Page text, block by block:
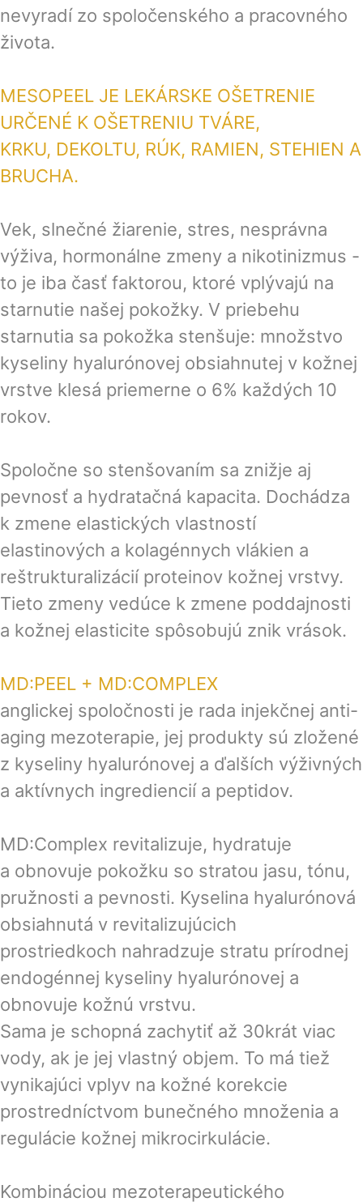
nevyradí zo spoločenského a pracovného
života.
MESOPEEL JE LEKÁRSKE OŠETRENIE
URČENÉ K OŠETRENIU TVÁRE,
KRKU, DEKOLTU, RÚK, RAMIEN, STEHIEN A
BRUCHA.
Vek, slnečné žiarenie, stres, nesprávna
výživa, hormonálne zmeny a nikotinizmus -
to je iba časť faktorou, ktoré vplývajú na
starnutie našej pokožky. V priebehu
starnutia sa pokožka stenšuje: množstvo
kyseliny hyalurónovej obsiahnutej v kožnej
vrstve klesá priemerne o 6% každých 10
rokov.
Spoločne so stenšovaním sa znižje aj
pevnosť a hydratačná kapacita. Dochádza
k zmene elastických vlastností
elastinových a kolagénnych vlákien a
reštrukturalizácií proteinov kožnej vrstvy.
Tieto zmeny vedúce k zmene poddajnosti
a kožnej elasticite spôsobujú znik vrások.
MD:PEEL + MD:COMPLEX
anglickej spoločnosti je rada injekčnej anti-
aging mezoterapie, jej produkty sú zložené
z kyseliny hyalurónovej a ďalších výživných
a aktívnych ingrediencií a peptidov.
MD:Complex revitalizuje, hydratuje
a obnovuje pokožku so stratou jasu, tónu,
pružnosti a pevnosti. Kyselina hyalurónová
obsiahnutá v revitalizujúcich
prostriedkoch nahradzuje stratu prírodnej
endogénnej kyseliny hyalurónovej a
obnovuje kožnú vrstvu.
Sama je schopná zachytiť až 30krát viac
vody, ak je jej vlastný objem. To má tiež
vynikajúci vplyv na kožné korekcie
prostredníctvom bunečného množenia a
regulácie kožnej mikrocirkulácie.
Kombináciou mezoterapeutického